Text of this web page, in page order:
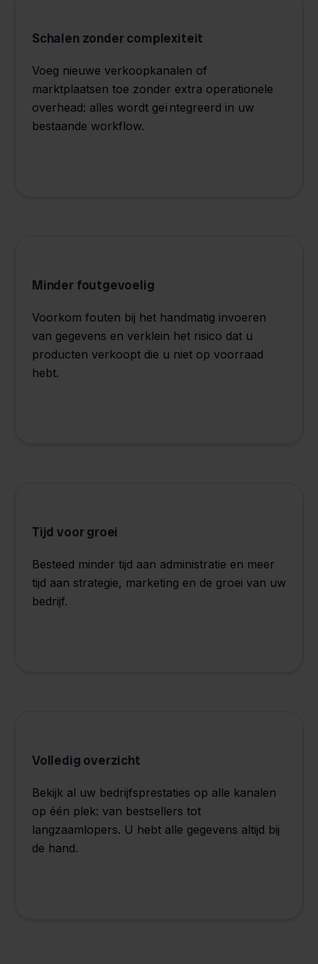
Schalen zonder complexiteit
Voeg nieuwe verkoopkanalen of
marktplaatsen toe zonder extra operationele
overhead: alles wordt geïntegreerd in uw
bestaande workflow.
Minder foutgevoelig
Voorkom fouten bij het handmatig invoeren
van gegevens en verklein het risico dat u
producten verkoopt die u niet op voorraad
hebt.
Tijd voor groei
Besteed minder tijd aan administratie en meer
tijd aan strategie, marketing en de groei van uw
bedrijf.
Volledig overzicht
Bekijk al uw bedrijfsprestaties op alle kanalen
op één plek: van bestsellers tot
langzaamlopers. U hebt alle gegevens altijd bij
de hand.